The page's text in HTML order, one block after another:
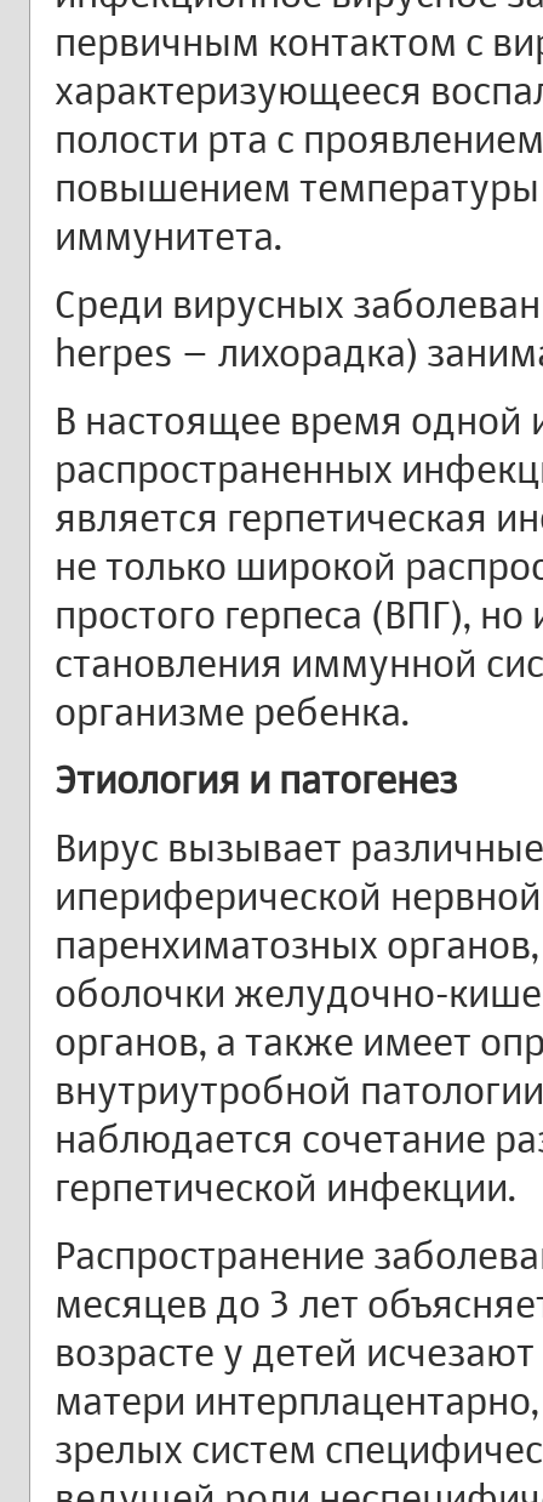
первичным контактом с
характеризующееся
полости рта с
повышением
иммунитета.
Среди вирусных
herpes – лихорадка)
В настоящее время одной
распространенных
является герпетическая
не только широкой
простого герпеса (ВПГ),
становления иммунной
организме ребенка.
Этиология и патогенез
Вирус вызывает
ипериферической
паренхиматозных
оболочки желудочно-
органов, а также имеет
внутриутробной
наблюдается сочетание
герпетической инфекции.
Распространение
месяцев до 3 лет
возрасте у детей
матери
зрелых систем